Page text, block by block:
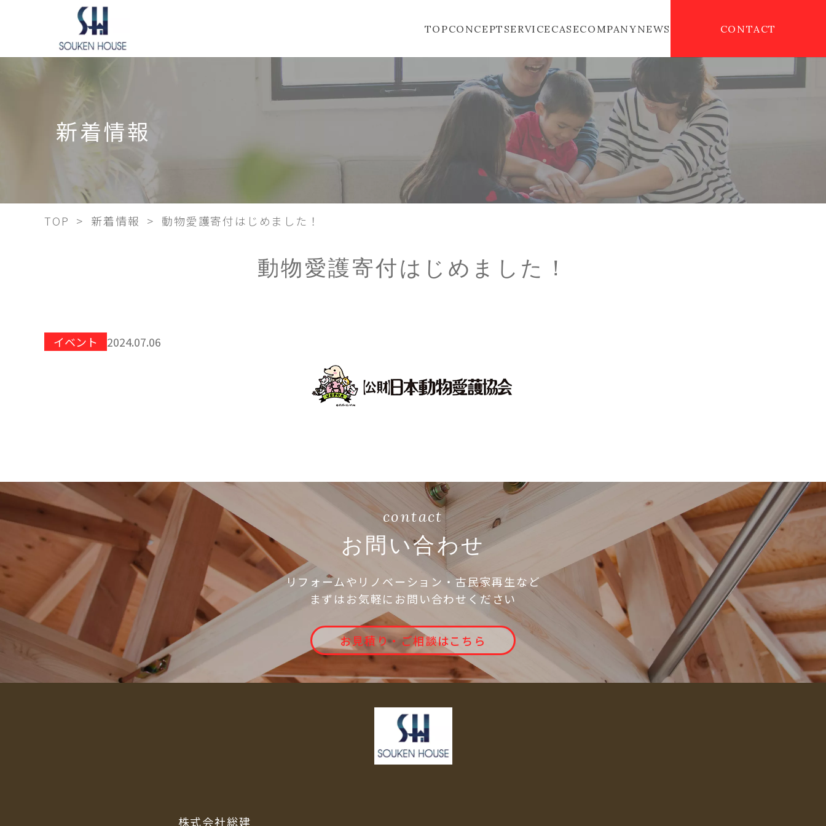
TOPCONCEPT SERVICE CASECOMPANYNEWS CONTACT
新着情報
TOP 新着情報 動物愛護寄付はじめました！
動物愛護寄付はじめました！
イベント 2024.07.06
contact
お問い合わせ
リフォームやリノベーション・古民家再生など
まずはお気軽にお問い合わせください
お見積り・ご相談はこちら
株式会社総建